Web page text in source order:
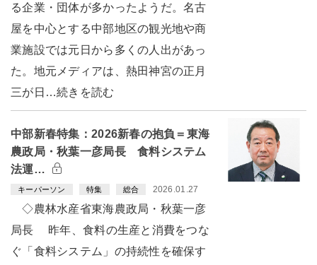
る企業・団体が多かったようだ。名古
屋を中心とする中部地区の観光地や商
業施設では元日から多くの人出があっ
た。地元メディアは、熱田神宮の正月
三が日…続きを読む
中部新春特集：2026新春の抱負＝東海
農政局・秋葉一彦局長 食料システム
法運…
キーパーソン 特集 総合 2026.01.27
◇農林水産省東海農政局・秋葉一彦
局長 昨年、食料の生産と消費をつな
ぐ「食料システム」の持続性を確保す